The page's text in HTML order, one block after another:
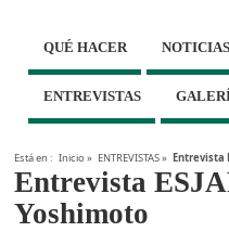
QUÉ HACER NOTICIAS
ENTREVISTAS
Está en : Inicio» ENTREVISTAS» Entrevista
Entrevista
Yoshimoto